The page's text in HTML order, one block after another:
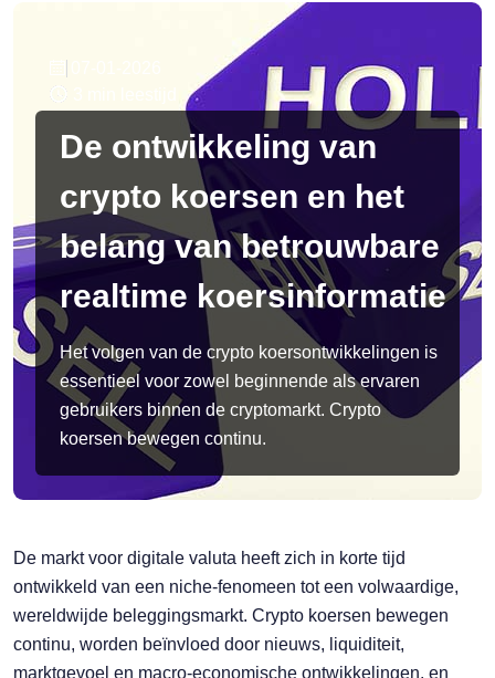
De ontwikkeling van
crypto koersen en het
belang van betrouwbare
realtime koersinformatie
Het volgen van de crypto koersontwikkelingen is
essentieel voor zowel beginnende als ervaren
gebruikers binnen de cryptomarkt. Crypto
koersen bewegen continu.
De markt voor digitale valuta heeft zich in korte tijd
ontwikkeld van een niche-fenomeen tot een volwaardige,
wereldwijde beleggingsmarkt. Crypto koersen bewegen
continu, worden beïnvloed door nieuws, liquiditeit,
marktgevoel en macro-economische ontwikkelingen, en